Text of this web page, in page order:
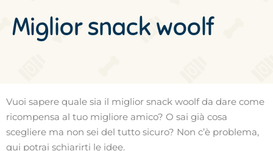
Miglior snack woolf
Vuoi sapere quale sia il miglior snack woolf da dare come
ricompensa al tuo migliore amico? O sai già cosa
scegliere ma non sei del tutto sicuro? Non c’è problema,
qui potrai schiarirti le idee.